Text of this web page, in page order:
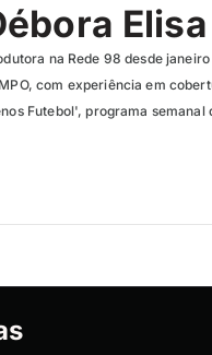
Elisa
na Rede 98 desde
com experiência em
Futebol', programa semanal